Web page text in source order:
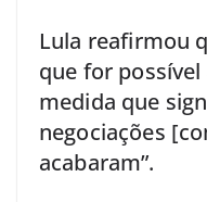
Lula reafirmou
que for
medida que
negociações
acabaram”.